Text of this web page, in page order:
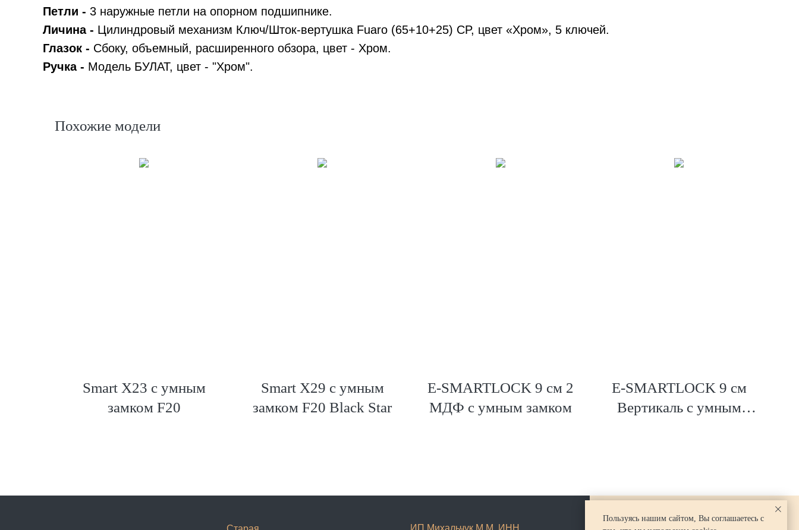
Петли - 3 наружные петли на опорном подшипнике.
Личина - Цилиндровый механизм Ключ/Шток-вертушка Fuaro (65+10+25) CP, цвет «Хром», 5 ключей.
Глазок - Сбоку, объемный, расширенного обзора, цвет - Хром.
Ручка - Модель БУЛАТ, цвет - "Хром".
Похожие модели
Smart X23 с умным
замком F20
Smart X29 с умным
замком F20 Black Star
E-SMARTLOCK 9 см 2
МДФ c умным замком
E-SMARTLOCK 9 см
Вертикаль c умным
Пользуясь нашим сайтом, Вы соглашаетесь с
ИП Михальчук М.М. ИНН